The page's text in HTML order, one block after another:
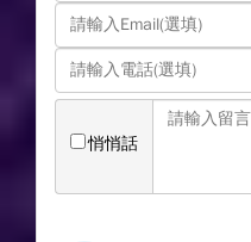
悄悄話